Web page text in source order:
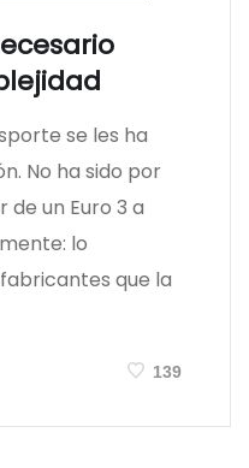
se les ha
No ha sido por
un Euro 3 a
lo
que la
139